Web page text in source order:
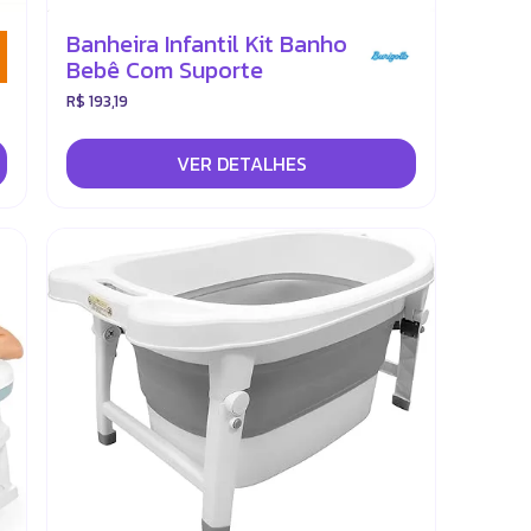
Banheira Infantil Kit Banho
Bebê Com Suporte
R$ 193,19
VER DETALHES